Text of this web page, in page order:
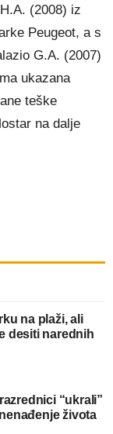
(2008) iz
Peugeot, a s
G.A. (2007)
ukazana
teške
na dalje
na plaži, ali
desiti narednih
“ukrali”
života